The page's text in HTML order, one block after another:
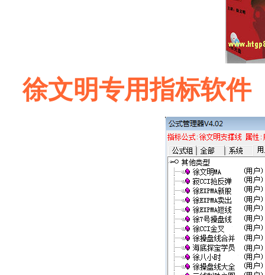
徐文明专用指标软件